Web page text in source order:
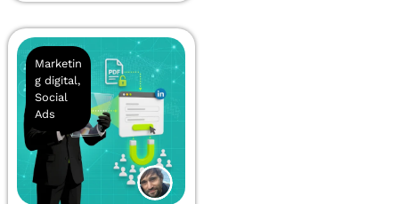
Marketin
g digital,
Social
Ads